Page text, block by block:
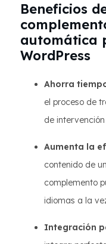
Beneficios
automática
WordPress
Ahorra
el proceso de
de
Aumenta la
contenido de
complemento
idiomas a la
Integración